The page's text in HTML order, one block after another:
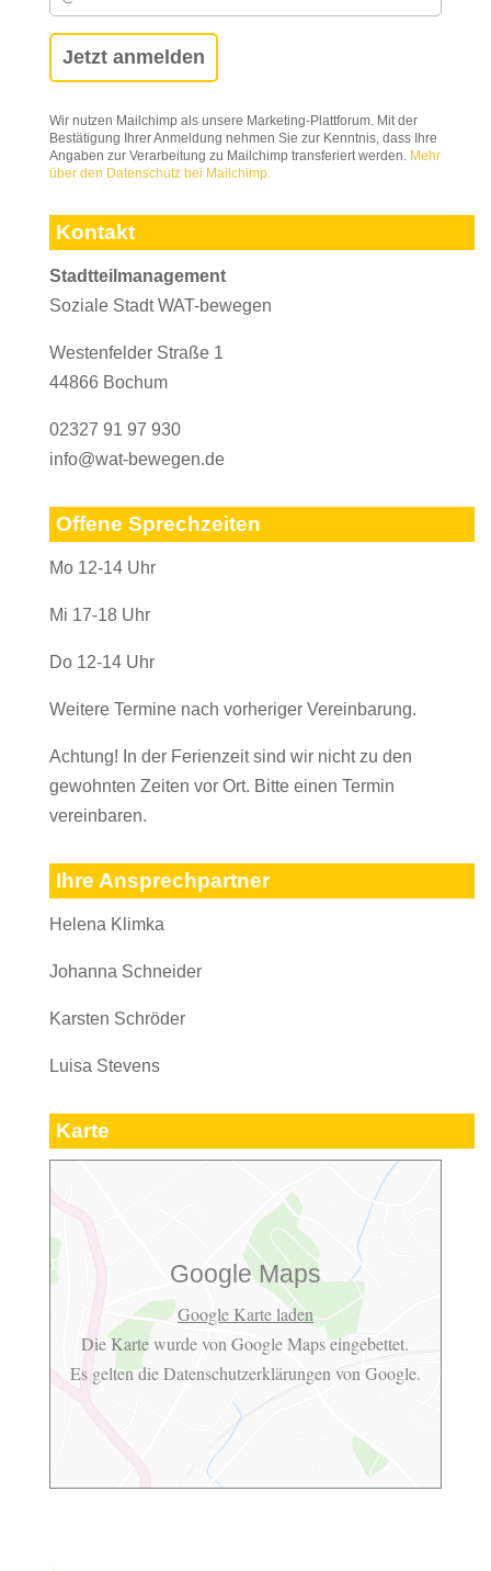
Wir nutzen Mailchimp als unsere Marketing-Plattforum. Mit der
Bestätigung Ihrer Anmeldung nehmen Sie zur Kenntnis, dass Ihre
Angaben zur Verarbeitung zu Mailchimp transferiert werden. Mehr
über den Datenschutz bei Mailchimp.
Kontakt
Stadtteilmanagement
Soziale Stadt WAT-bewegen
Westenfelder Straße 1
44866 Bochum
02327 91 97 930
info@wat-bewegen.de
Offene Sprechzeiten
Mo 12-14 Uhr
Mi 17-18 Uhr
Do 12-14 Uhr
Weitere Termine nach vorheriger Vereinbarung.
Achtung! In der Ferienzeit sind wir nicht zu den
gewohnten Zeiten vor Ort. Bitte einen Termin
vereinbaren.
Ihre Ansprechpartner
Helena Klimka
Johanna Schneider
Karsten Schröder
Luisa Stevens
Karte
Google Maps
Google Karte laden
Die Karte wurde von Google Maps eingebettet.
Es gelten dieDatenschutzerklärungen von Google.